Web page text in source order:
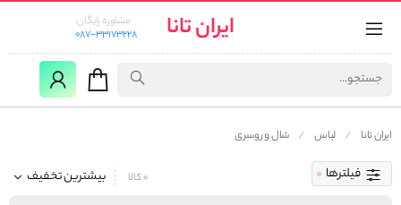
ایران تانا
مشاوره رایگان:
087-33173228
ایران تانا لباس شال و روسری
فیلترها بیشترین تخفیف 0 کالا